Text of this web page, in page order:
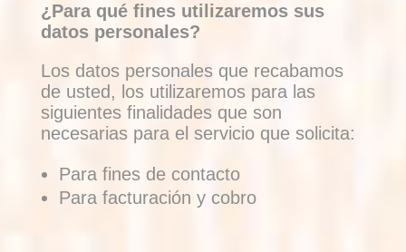
¿Para qué fines utilizaremos sus
datos personales?
Los datos personales que recabamos
de usted, los utilizaremos para las
siguientes finalidades que son
necesarias para el servicio que solicita:
Para fines de contacto
Para facturación y cobro